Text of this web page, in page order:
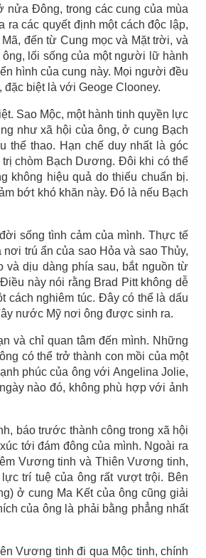
Đông, trong các cung của mùa
các quyết định một cách độc lập,
đến từ Cung mọc và Mặt trời, và
lối sống của một người lữ hành
hình của cung này. Mọi người đều
đặc biệt là với Geoge Clooney.
Sao Mộc, một hành tinh quyền lực
như xã hội của ông, ở cung Bạch
thế thao. Hạn chế duy nhất là góc
chòm Bạch Dương. Đôi khi có thể
không hiệu quả do thiếu chuẩn bị.
bớt khó khăn này. Đó là nếu Bạch
sống tình cảm của mình. Thực tế
trú ẩn của sao Hỏa và sao Thủy,
và dịu dàng phía sau, bắt nguồn từ
này nói rằng Brad Pitt không dễ
cách nghiêm túc. Đây có thể là dấu
nước Mỹ nơi ông được sinh ra.
và chỉ quan tâm đến mình. Những
có thể trở thành con mồi của một
phúc của ông với Angelina Jolie,
nào đó, không phù hợp với ảnh
báo trước thành công trong xã hội
tới đám đông của mình. Ngoài ra
Vương tinh và Thiên Vương tinh,
trí tuệ của ông rất vượt trội. Bên
ở cung Ma Kết của ông cũng giải
của ông là phải bằng phẳng nhất
Vương tinh đi qua Mộc tinh, chính